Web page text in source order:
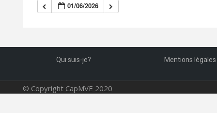
01/06/2026
Qui suis-je? Mentions légales
© Copyright CapMVE 2020